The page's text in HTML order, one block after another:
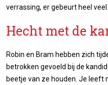
verrassing, er gebeurt heel
Hecht met de
Robin en Bram hebben zich
betrokken gevoeld bij de
beetje van ze houden. Je leeft